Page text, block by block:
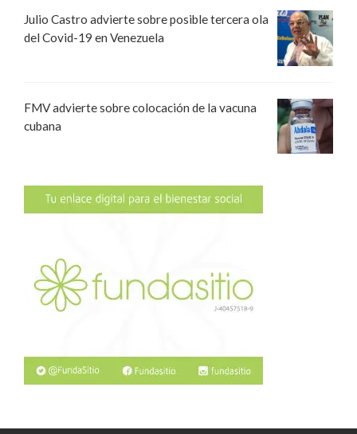
Julio Castro advierte sobre posible tercera ola
del Covid-19 en Venezuela
FMV advierte sobre colocación de la vacuna
cubana